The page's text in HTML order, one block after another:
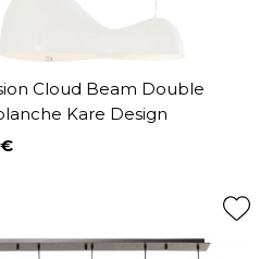
Cloud Beam Double
Kare Design